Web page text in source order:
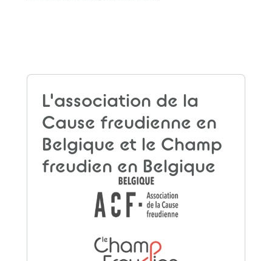
L'association de la
Cause freudienne en
Belgique et le Champ
freudien en Belgique